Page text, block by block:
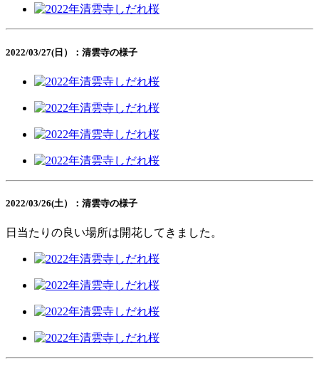
2022/03/27(日）：清雲寺の様子
2022/03/26(土）：清雲寺の様子
日当たりの良い場所は開花してきました。